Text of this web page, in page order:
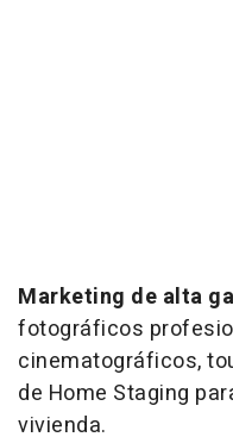
Marketing de alta
fotográficos
cinematográficos,
de Home Staging
vivienda.